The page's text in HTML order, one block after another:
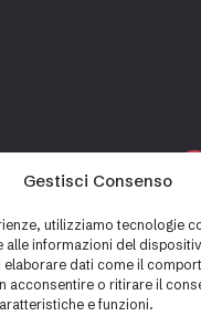
Gestisci Consenso
utilizziamo tecnologie
alle informazioni del
dati come il
acconsentire o ritirare il
e funzioni.
Cookie policy